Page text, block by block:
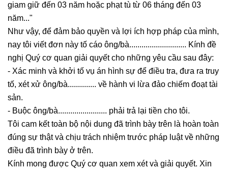
giam giữ đến 03 năm hoặc phạt tù từ 06 tháng đến 03
năm..."
Như vậy, để đảm bảo quyền và lợi ích hợp pháp của mình,
nay tôi viết đơn này tố cáo ông/bà............................ Kính đề
nghị Quý cơ quan giải quyết cho những yêu cầu sau đây:
- Xác minh và khởi tố vụ án hình sự để điều tra, đưa ra truy
tố, xét xử ông/bà.............. về hành vi lừa đảo chiếm đoạt tài
sản.
- Buộc ông/bà........................ phải trả lại tiền cho tôi.
Tôi cam kết toàn bộ nội dung đã trình bày trên là hoàn toàn
đúng sự thật và chịu trách nhiệm trước pháp luật về những
điều đã trình bày ở trên.
Kính mong được Quý cơ quan xem xét và giải quyết. Xin